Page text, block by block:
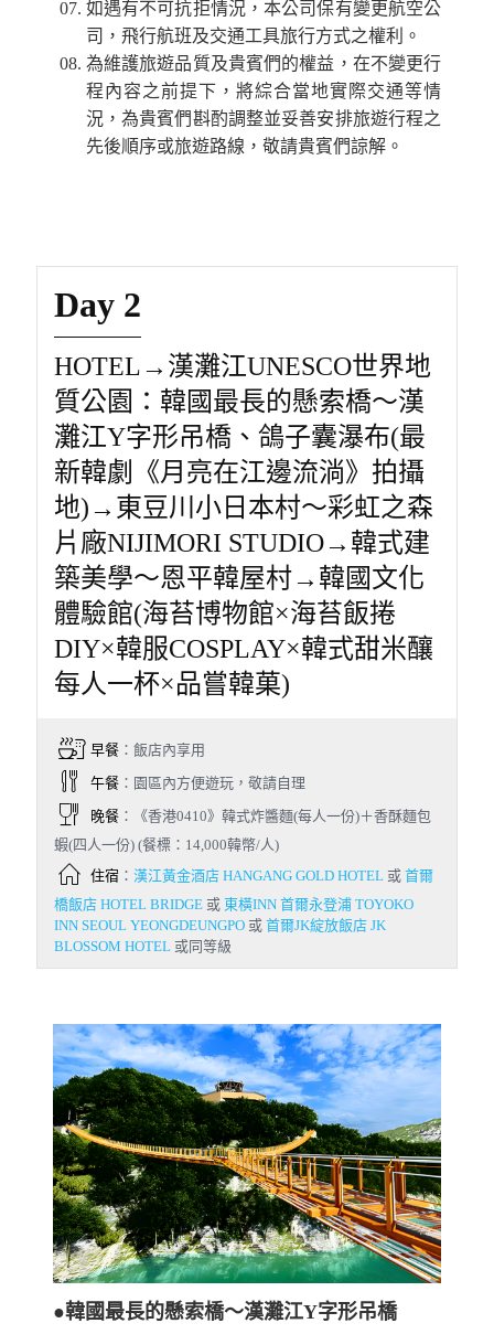
如遇有不可抗拒情況，本公司保有變更航空公
司，飛行航班及交通工具旅行方式之權利。
為維護旅遊品質及貴賓們的權益，在不變更行
程內容之前提下，將綜合當地實際交通等情
況，為貴賓們斟酌調整並妥善安排旅遊行程之
先後順序或旅遊路線，敬請貴賓們諒解。
Day 2
HOTEL→漢灘江UNESCO世界地
質公園：韓國最長的懸索橋～漢
灘江Y字形吊橋、鴿子囊瀑布(最
新韓劇《月亮在江邊流淌》拍攝
地)→東豆川小日本村～彩虹之森
片廠NIJIMORI STUDIO→韓式建
築美學～恩平韓屋村→韓國文化
體驗館(海苔博物館×海苔飯捲
DIY×韓服COSPLAY×韓式甜米釀
每人一杯×品嘗韓菓)
早餐：飯店內享用
午餐：園區內方便遊玩，敬請自理
晚餐：《香港0410》韓式炸醬麵(每人一份)＋香酥麵包
蝦(四人一份) (餐標：14,000韓幣/人)
住宿： 漢江黃金酒店 HANGANG GOLD HOTEL或 首爾
橋飯店 HOTEL BRIDGE或 東橫INN 首爾永登浦 TOYOKO
INN SEOUL YEONGDEUNGPO或 首爾JK綻放飯店 JK
BLOSSOM HOTEL或同等級
●韓國最長的懸索橋～漢灘江Y字形吊橋